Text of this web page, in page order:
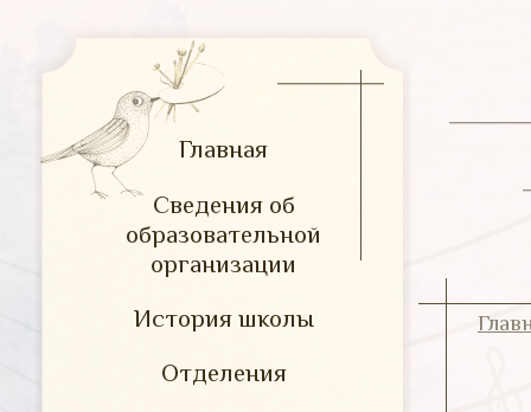
Главная
Сведения об
образовательной
организации
История школы
Отделения